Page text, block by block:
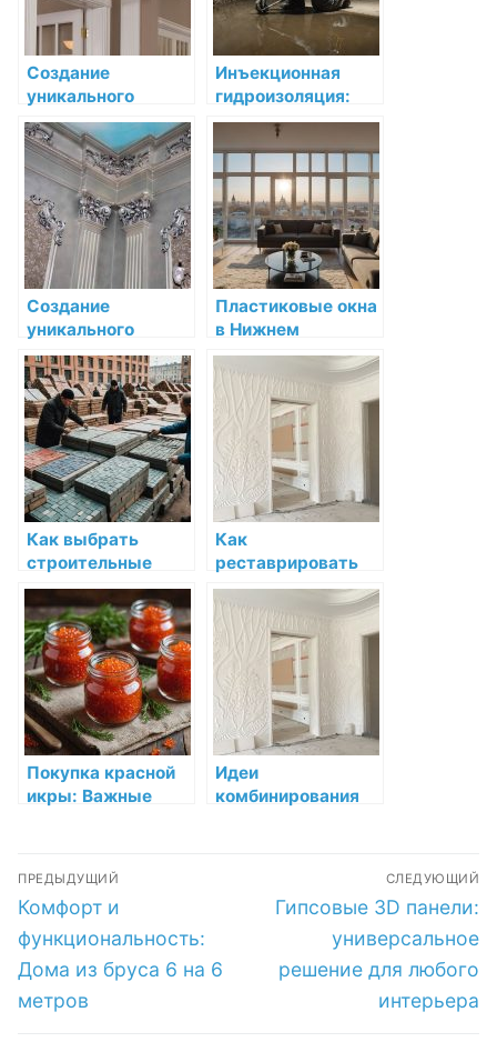
Создание
уникального
дизайна с
помощью
декоративной
лепнины
Инъекционная
гидроизоляция:
Надежная защита
для вашего дома
Создание
уникального
дизайна с
помощью
декоративной
лепнины
Пластиковые окна
в Нижнем
Новгороде: низкая
цена и высокое
качество
Как выбрать
строительные
материалы:
Полное
руководство для
покупателей в
Челябинске
Как
реставрировать
поврежденную
декоративную
лепнину
Покупка красной
икры: Важные
поставщика
Идеи
комбинирования
Навигация
по
записям
ПРЕДЫДУЩИЙ
Предыдущая
запись:
Комфорт и
функциональность:
Дома из бруса 6 на 6
метров
СЛЕДУЮЩИЙ
Следующая
запись:
Гипсовые 3D панели:
универсальное
решение для любого
интерьера